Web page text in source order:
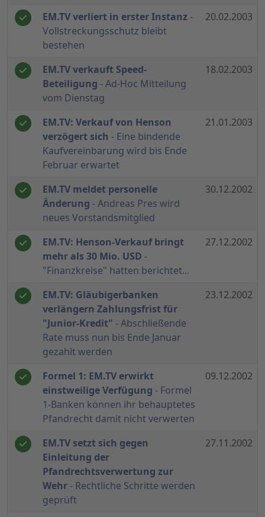
EM.TV verliert in erster Instanz -
Vollstreckungsschutz bleibt
bestehen
20.02.2003
EM.TV verkauft Speed-
Beteiligung - Ad-Hoc Mitteilung
vom Dienstag
18.02.2003
EM.TV: Verkauf von Henson
verzögert sich - Eine bindende
Kaufvereinbarung wird bis Ende
Februar erwartet
21.01.2003
EM.TV meldet personelle
Änderung - Andreas Pres wird
neues Vorstandsmitglied
30.12.2002
EM.TV: Henson-Verkauf bringt
mehr als 30 Mio. USD -
"Finanzkreise" hatten berichtet...
27.12.2002
EM.TV: Gläubigerbanken
verlängern Zahlungsfrist für
"Junior-Kredit" - Abschließende
Rate muss nun bis Ende Januar
gezahlt werden
23.12.2002
Formel 1: EM.TV erwirkt
einstweilige Verfügung - Formel
1-Banken können ihr behauptetes
Pfandrecht damit nicht verwerten
09.12.2002
EM.TV setzt sich gegen
Einleitung der
Pfandrechtsverwertung zur
Wehr - Rechtliche Schritte werden
geprüft
27.11.2002